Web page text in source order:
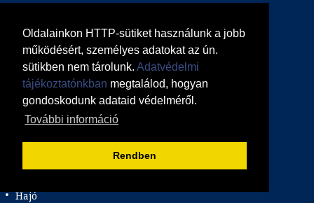
Oldalainkon HTTP-sütiket használunk a jobb
működésért, személyes adatokat az ún.
sütikben nem tárolunk. Adatvédelmi
tájékoztatónkban megtalálod, hogyan
gondoskodunk adataid védelméről.
További információ
Rendben
Nyugat-Afrika
Nyugat-Európa
Világ körüli körutazás
Közlekedés
Busszal
Hajó